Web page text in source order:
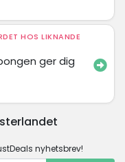
HOS LIKNANDE
ger dig
nyhetsbrev!